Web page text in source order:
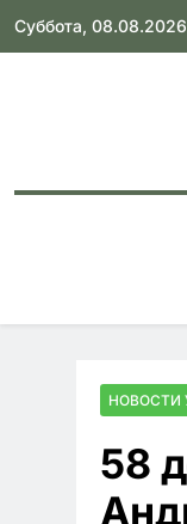
Skip
Суббота, 08.08.2026
НОВОСТИ
58